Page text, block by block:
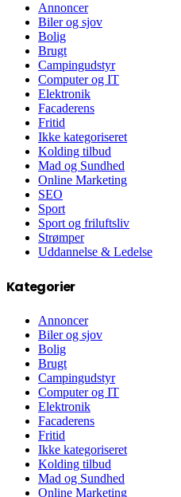
Annoncer
Biler og sjov
Bolig
Brugt
Campingudstyr
Computer og IT
Elektronik
Facaderens
Fritid
Ikke kategoriseret
Kolding tilbud
Mad og Sundhed
Online Marketing
SEO
Sport
Sport og friluftsliv
Strømper
Uddannelse & Ledelse
Kategorier
Annoncer
Biler og sjov
Bolig
Brugt
Campingudstyr
Computer og IT
Elektronik
Facaderens
Fritid
Ikke kategoriseret
Kolding tilbud
Mad og Sundhed
Online Marketing